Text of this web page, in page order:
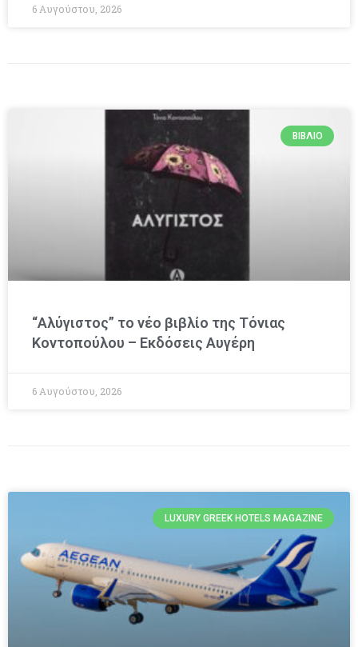
6 Αυγούστου, 2026
ΒΙΒΛΊΟ
“Αλύγιστος” το νέο βιβλίο της Τόνιας
Κοντοπούλου – Εκδόσεις Αυγέρη
6 Αυγούστου, 2026
LUXURY GREEK HOTELS MAGAZINE